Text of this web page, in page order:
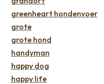
greenheart hondenvoer
grote
grote hond
handyman
happy dog
happy life